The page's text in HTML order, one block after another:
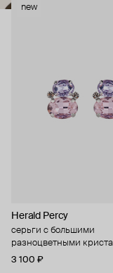
new
Herald Percy
серьги с большими
разноцветными
3 100 ₽